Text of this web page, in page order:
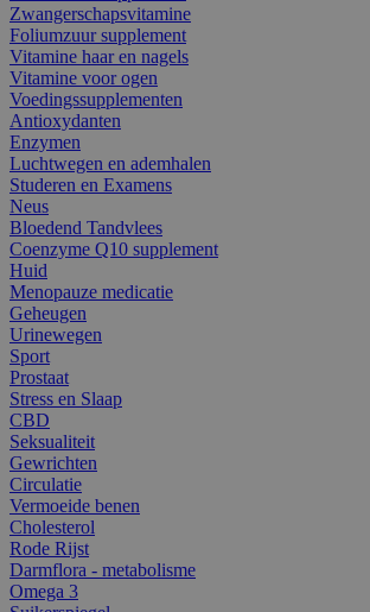
Zwangerschapsvitamine
Foliumzuur supplement
Vitamine haar en nagels
Vitamine voor ogen
Voedingssupplementen
Antioxydanten
Enzymen
Luchtwegen en ademhalen
Studeren en Examens
Neus
Bloedend Tandvlees
Coenzyme Q10 supplement
Huid
Menopauze medicatie
Geheugen
Urinewegen
Sport
Prostaat
Stress en Slaap
CBD
Seksualiteit
Gewrichten
Circulatie
Vermoeide benen
Cholesterol
Rode Rijst
Darmflora - metabolisme
Omega 3